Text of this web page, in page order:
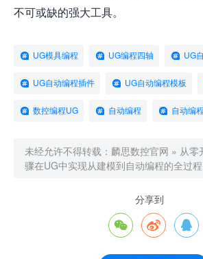
不可或缺的强大工具。
UG模具编程 UG编程四轴 UG
UG自动编程插件 UG自动编程模板
数控编程UG 自动编程 自动编
未经允许不得转载： 麟思数控官网 » 从零
骤在UG中实现从建模到自动编程的全过程
分享到
  